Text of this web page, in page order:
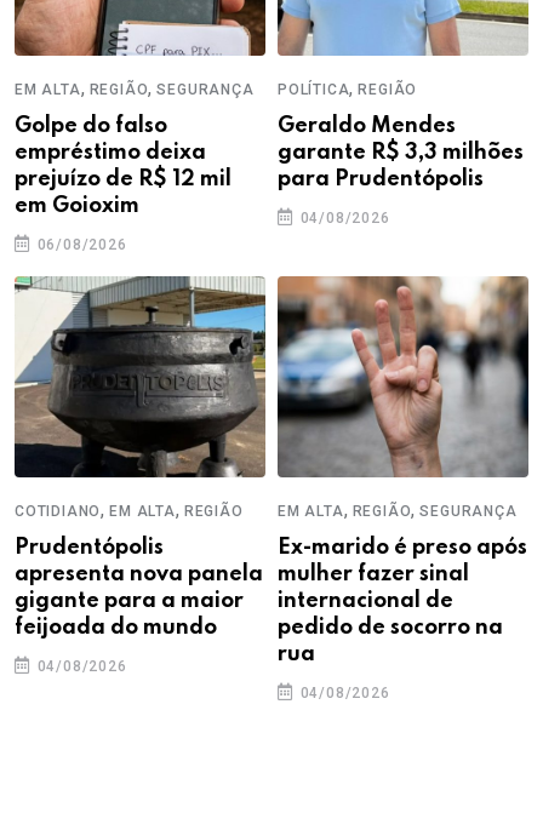
EM ALTA, REGIÃO,SEGURANÇA
Golpe do falso
empréstimo deixa
prejuízo de R$ 12 mil
em Goioxim
06/08/2026
POLÍTICA,REGIÃO
Geraldo Mendes
garante R$ 3,3 milhões
para Prudentópolis
04/08/2026
COTIDIANO,EM ALTA, REGIÃO
Prudentópolis
apresenta nova panela
gigante para a maior
feijoada do mundo
04/08/2026
EM ALTA, REGIÃO,SEGURANÇA
Ex-marido é preso após
mulher fazer sinal
internacional de
pedido de socorro na
rua
04/08/2026